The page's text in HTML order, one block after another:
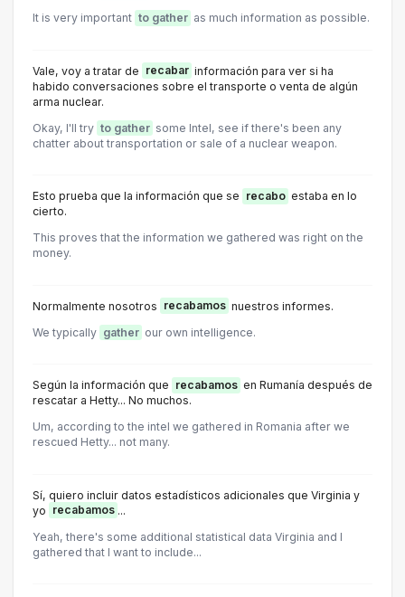
It is very important to gather as much information as possible.
Vale, voy a tratar de recabar información para ver si ha
habido conversaciones sobre el transporte o venta de algún
arma nuclear.
Okay, I'll try to gather some Intel, see if there's been any
chatter about transportation or sale of a nuclear weapon.
Esto prueba que la información que se recabo estaba en lo
cierto.
This proves that the information we gathered was right on the
money.
Normalmente nosotros recabamos nuestros informes.
We typically gather our own intelligence.
Según la información que recabamos en Rumanía después de
rescatar a Hetty... No muchos.
Um, according to the intel we gathered in Romania after we
rescued Hetty... not many.
Sí, quiero incluir datos estadísticos adicionales que Virginia y
yo recabamos ...
Yeah, there's some additional statistical data Virginia and I
gathered that I want to include...